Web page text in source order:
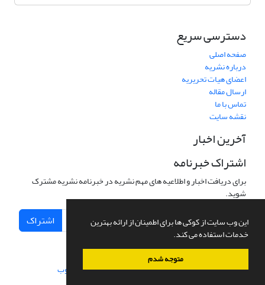
این وب سایت از کوکی ها برای اطمینان از ارائه بهترین
خدمات استفاده می کند.
متوجه شدم
دسترسی سریع
صفحه اصلی
درباره نشریه
اعضای هیات تحریریه
ارسال مقاله
تماس با ما
نقشه سایت
آخرین اخبار
اشتراک خبرنامه
برای دریافت اخبار و اطلاعیه های مهم نشریه در خبرنامه نشریه مشترک
شوید.
اشتراک
سامانه مدیریت نشریات علمی.طراحی و پیاده سازی از سیناوب